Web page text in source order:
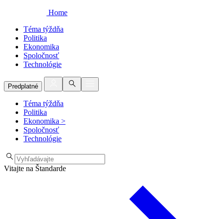
Home
Téma týždňa
Politika
Ekonomika
Spoločnosť
Technológie
Predplatné
Téma týždňa
Politika
Ekonomika >
Spoločnosť
Technológie
Vitajte na Štandarde